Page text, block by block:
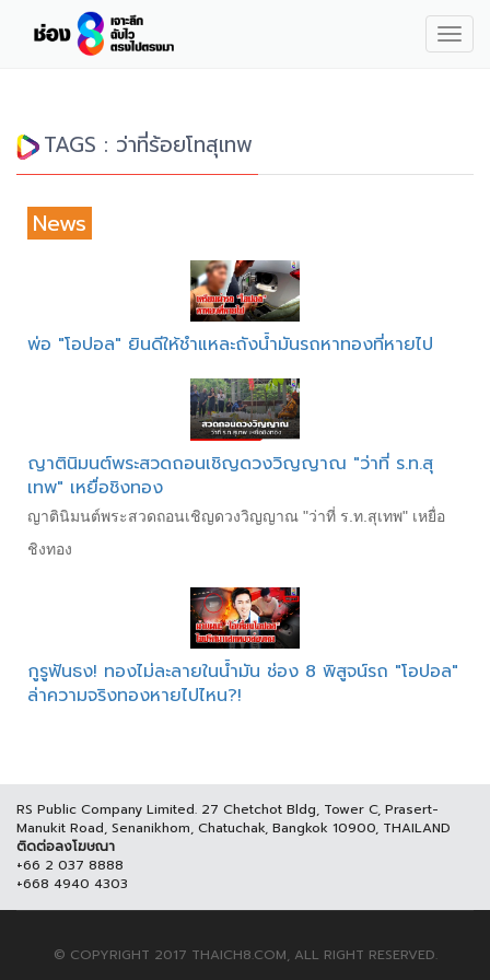
TAGS : ว่าที่ร้อยโทสุเทพ
News
พ่อ "โอปอล" ยินดีให้ชำแหละถังน้ำมันรถหาทองที่หายไป
ญาตินิมนต์พระสวดถอนเชิญดวงวิญญาณ "ว่าที่ ร.ท.สุ
เทพ" เหยื่อชิงทอง
ญาตินิมนต์พระสวดถอนเชิญดวงวิญญาณ "ว่าที่ ร.ท.สุเทพ" เหยื่อ
ชิงทอง
กูรูฟันธง! ทองไม่ละลายในน้ำมัน ช่อง 8 พิสูจน์รถ "โอปอล"
ล่าความจริงทองหายไปไหน?!
RS Public Company Limited. 27 Chetchot Bldg, Tower C, Prasert-
Manukit Road, Senanikhom, Chatuchak, Bangkok 10900, THAILAND
ติดต่อลงโฆษณา
+66 2 037 8888
+668 4940 4303
© COPYRIGHT 2017 THAICH8.COM, ALL RIGHT RESERVED.